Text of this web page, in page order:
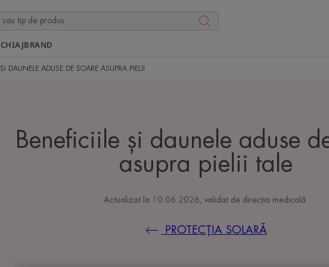
BRAND
DAUNELE ADUSE DE SOARE ASUPRA PIELII
Beneficiile și daunele aduse
asupra pielii tale
Actualizat la 10.06.2026 , validat de direcția medicală
PROTECȚIA SOLARĂ